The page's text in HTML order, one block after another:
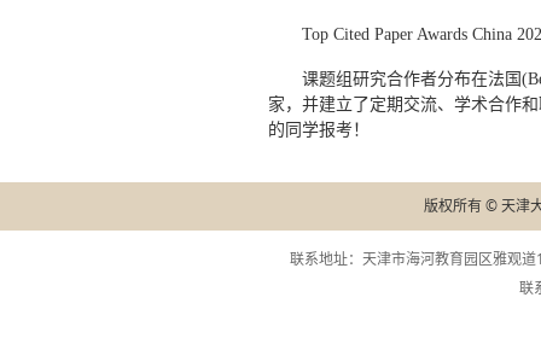
Top Cited Paper Awards China
课题组研究合作者分布在法国
家，并建立了定期交流、学术合作
的同学报考！
版权所有 © 天津
联系地址：天津市海河教育园区雅观
联